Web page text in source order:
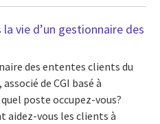
vie d’un gestionnaire des
des ententes clients du
de CGI basé à
poste occupez-vous?
aidez-vous les clients à